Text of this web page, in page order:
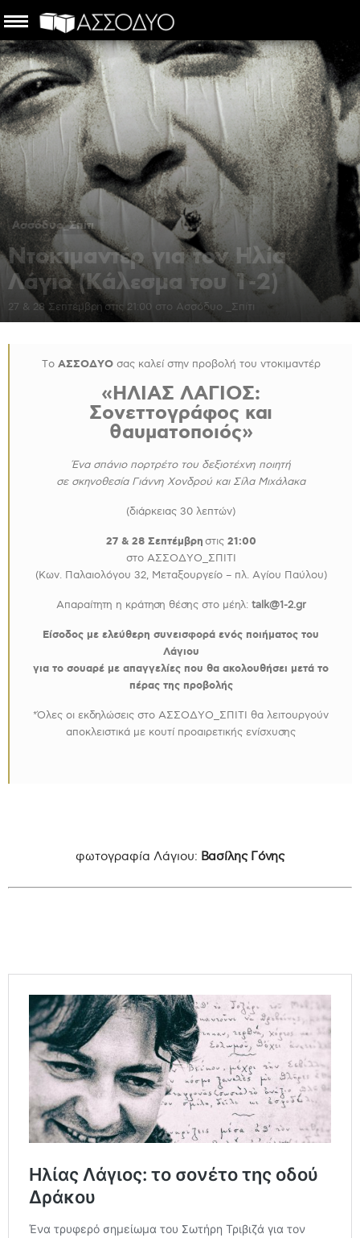
Ασσόδυο_Σπίτι
Ντοκιμαντέρ για τον Ηλία
Λάγιο (Κάλεσμα του 1-2)
27 & 28 Σεπτέμβρη στις 21:00 στο Ασσόδυο _Σπίτι
Το ΑΣΣΟΔΥΟσας καλεί στην προβολή του ντοκιμαντέρ
«ΗΛΙΑΣ ΛΑΓΙΟΣ:
Σονεττογράφος και
θαυματοποιός»
Ένα σπάνιο πορτρέτο του δεξιοτέχνη ποιητή
σε σκηνοθεσία Γιάννη Χονδρού και Σίλα Μιχάλακα
(διάρκειας 30 λεπτών)
27 & 28 Σεπτέμβρηστις 21:00
στο ΑΣΣΟΔΥΟ_ΣΠΙΤΙ
(Κων. Παλαιολόγου 32, Μεταξουργείο – πλ. Αγίου Παύλου)
Απαραίτητη η κράτηση θέσης στο μέηλ: talk@1-2.gr
Είσοδος με ελεύθερη συνεισφορά ενός ποιήματος του
Λάγιου
για το σουαρέ με απαγγελίες που θα ακολουθήσει μετά το
πέρας της προβολής
*Όλες οι εκδηλώσεις στο ΑΣΣΟΔΥΟ_ΣΠΙΤΙ θα λειτουργούν
αποκλειστικά με κουτί προαιρετικής ενίσχυσης
φωτογραφία Λάγιου: Βασίλης Γόνης